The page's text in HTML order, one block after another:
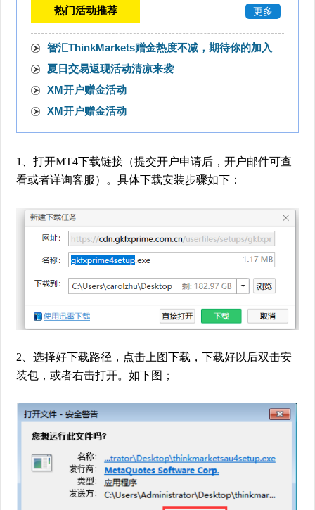
热门活动推荐 更多
智汇ThinkMarkets赠金热度不减，期待你的加入
夏日交易返现活动清凉来袭
XM开户赠金活动
XM开户赠金活动
1、打开MT4下载链接（提交开户申请后，开户邮件可查
看或者详询客服）。具体下载安装步骤如下：
2、选择好下载路径，点击上图下载，下载好以后双击安
装包，或者右击打开。如下图；